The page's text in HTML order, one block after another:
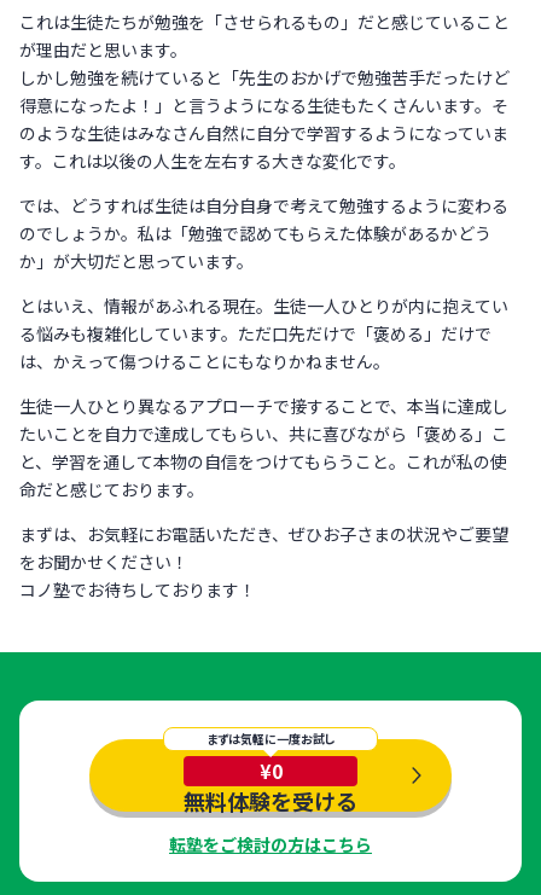
これは生徒たちが勉強を「させられるもの」だと感じていること
が理由だと思います。
しかし勉強を続けていると「先生のおかげで勉強苦手だったけど
得意になったよ！」と言うようになる生徒もたくさんいます。そ
のような生徒はみなさん自然に自分で学習するようになっていま
す。これは以後の人生を左右する大きな変化です。
では、どうすれば生徒は自分自身で考えて勉強するように変わる
のでしょうか。私は「勉強で認めてもらえた体験があるかどう
か」が大切だと思っています。
とはいえ、情報があふれる現在。生徒一人ひとりが内に抱えてい
る悩みも複雑化しています。ただ口先だけで「褒める」だけで
は、かえって傷つけることにもなりかねません。
生徒一人ひとり異なるアプローチで接することで、本当に達成し
たいことを自力で達成してもらい、共に喜びながら「褒める」こ
と、学習を通して本物の自信をつけてもらうこと。これが私の使
命だと感じております。
まずは、お気軽にお電話いただき、ぜひお子さまの状況やご要望
をお聞かせください！
コノ塾でお待ちしております！
まずは気軽に一度お試し
¥0
無料体験を受ける
転塾をご検討の方はこちら